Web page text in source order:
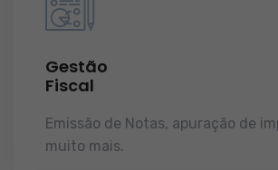
Gestão
Fiscal
Emissão de Notas, apuração de
muito mais.